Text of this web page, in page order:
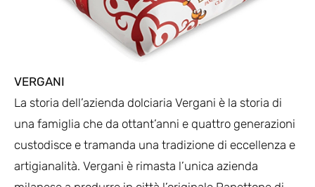
VERGANI
La storia dell’azienda dolciaria Vergani è la storia di
una famiglia che da ottant’anni e quattro generazioni
custodisce e tramanda una tradizione di eccellenza e
artigianalità. Vergani è rimasta l’unica azienda